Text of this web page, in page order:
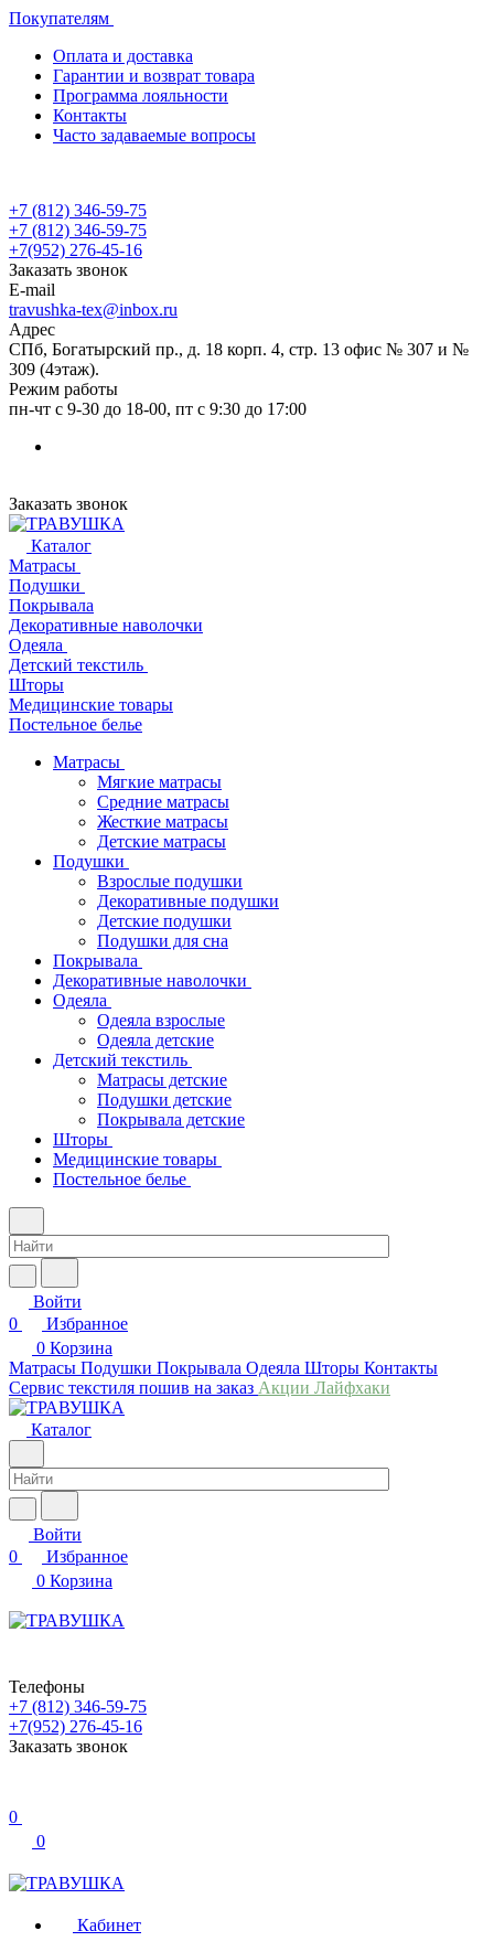
Покупателям
Оплата и доставка
Гарантии и возврат товара
Программа лояльности
Контакты
Часто задаваемые вопросы
+7 (812) 346-59-75
+7 (812) 346-59-75
+7(952) 276-45-16
Заказать звонок
E-mail
travushka-tex@inbox.ru
Адрес
СПб, Богатырский пр., д. 18 корп. 4, стр. 13 офис № 307 и №
309 (4этаж).
Режим работы
пн-чт с 9-30 до 18-00, пт с 9:30 до 17:00
Заказать звонок
Каталог
Матрасы
Подушки
Покрывала
Декоративные наволочки
Одеяла
Детский текстиль
Шторы
Медицинские товары
Постельное белье
Матрасы
Мягкие матрасы
Средние матрасы
Жесткие матрасы
Детские матрасы
Подушки
Взрослые подушки
Декоративные подушки
Детские подушки
Подушки для сна
Покрывала
Декоративные наволочки
Одеяла
Одеяла взрослые
Одеяла детские
Детский текстиль
Матрасы детские
Подушки детские
Покрывала детские
Шторы
Медицинские товары
Постельное белье
Войти
0
Избранное
0 Корзина
Матрасы Подушки Покрывала Одеяла Шторы Контакты
Сервис текстиля пошив на заказ Акции Лайфхаки
Каталог
Войти
0
Избранное
0 Корзина
Телефоны
+7 (812) 346-59-75
+7(952) 276-45-16
Заказать звонок
0
0
Кабинет